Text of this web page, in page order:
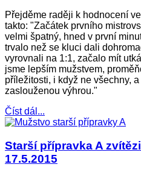
Přejděme raději k hodnocení
takto: "Začátek prvního
velmi špatný, hned v první
trvalo než se kluci dali
vyrovnali na 1:1, začalo mít
jsme lepším mužstvem,
příležitosti, i když ne všechny,
zaslouženou výhrou."
Číst dál...
Starší přípravka A
17.5.2015